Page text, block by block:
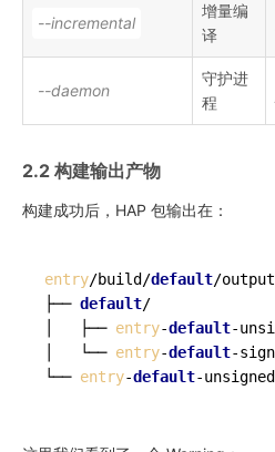
--incremental
增量编
译
--daemon
守护进
程
2.2 构建输出产物
构建成功后，HAP 包输出在：
entry/build/default/
├── default/
│   ├── entry-default-
│   └── entry-default-
└── entry-default